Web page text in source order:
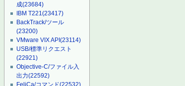
成(23684)
IBM T221(23417)
BackTrack/ツール
(23200)
VMware VIX API(23114)
USB/標準リクエスト
(22921)
Objective-C/ファイル入
出力(22592)
FeliCa/コマンド(22532)